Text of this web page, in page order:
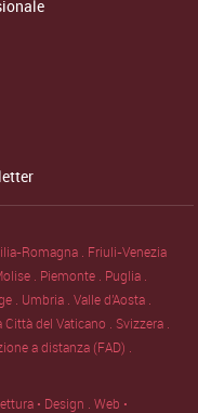
Romagna . Friuli-Venezia
. Piemonte . Puglia .
. Umbria .Valle d'Aosta .
Città del Vaticano . Svizzera .
a distanza (FAD) .
• Design .Web •